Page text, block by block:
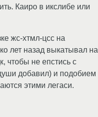
Каиро в икслибе или
жс-хтмл-цсс на
лет назад выкатывал на
чтобы не епстись с
добавил) и подобием
этими легаси.